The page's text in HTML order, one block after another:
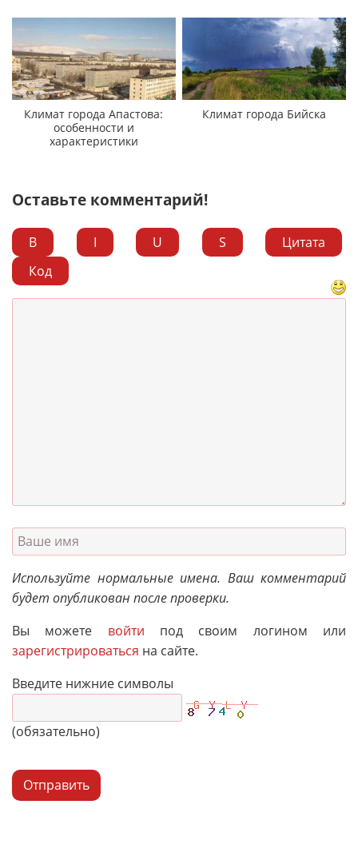
Климат города Апастова:
особенности и
характеристики
Климат города Бийска
Оставьте комментарий!
B I U S
Цитата
Код
Используйте нормальные имена. Ваш комментарий
будет опубликован после проверки.
Вы можете войти под своим логином или
зарегистрироваться на сайте.
Введите нижние символы
(обязательно)
Отправить